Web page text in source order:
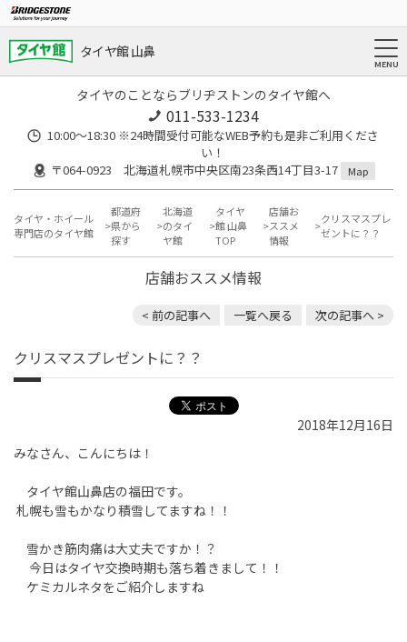
タイヤ館 山鼻
タイヤのことならブリヂストンのタイヤ館へ
011-533-1234
10:00～18:30 ※24時間受付可能なWEB予約も是非ご利用くださ
い！
〒064-0923 北海道札幌市中央区南23条西14丁目3-17
Map
タイヤ・ホイール
専門店のタイヤ館
都道府
県から
探す
北海道
のタイ
ヤ館
タイヤ
館 山鼻
TOP
店舗お
ススメ
情報
クリスマスプレ
ゼントに？？
店舗おススメ情報
< 前の記事へ 一覧へ戻る 次の記事へ >
クリスマスプレゼントに？？
2018年12月16日
みなさん、こんにちは！
タイヤ館山鼻店の福田です。
札幌も雪もかなり積雪してますね！！
雪かき筋肉痛は大丈夫ですか！？
今日はタイヤ交換時期も落ち着きまして！！
ケミカルネタをご紹介しますね